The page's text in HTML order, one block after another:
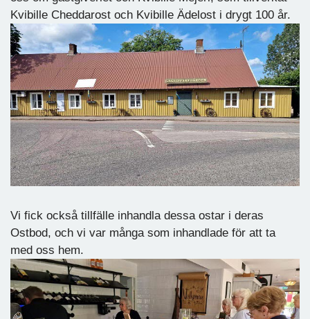
Kvibille Cheddarost och Kvibille Ädelost i drygt 100 år.
Vi fick också tillfälle inhandla dessa ostar i deras
Ostbod, och vi var många som inhandlade för att ta
med oss hem.